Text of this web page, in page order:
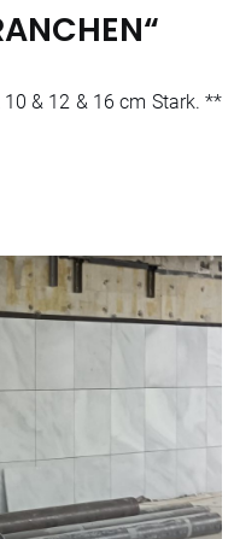
& 12 & 16 cm Stark. **